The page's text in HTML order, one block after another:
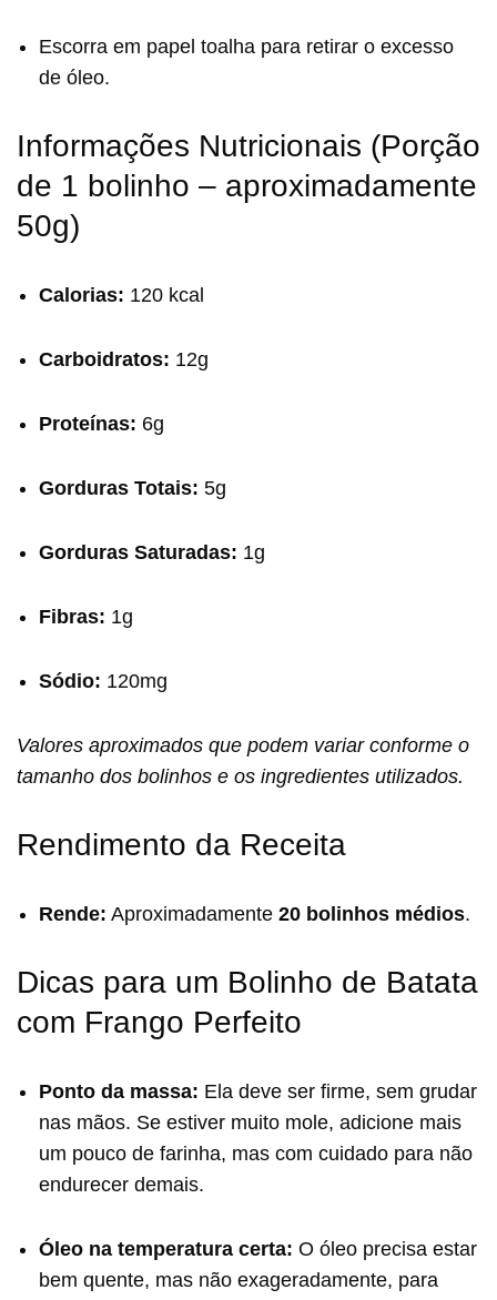
Escorra em papel toalha para retirar o excesso
de óleo.
Informações Nutricionais (Porção
de 1 bolinho – aproximadamente
50g)
Calorias: 120 kcal
Carboidratos: 12g
Proteínas: 6g
Gorduras Totais: 5g
Gorduras Saturadas: 1g
Fibras: 1g
Sódio: 120mg
Valores aproximados que podem variar conforme o
tamanho dos bolinhos e os ingredientes utilizados.
Rendimento da Receita
Rende: Aproximadamente 20 bolinhos médios.
Dicas para um Bolinho de Batata
com Frango Perfeito
Ponto da massa: Ela deve ser firme, sem grudar
nas mãos. Se estiver muito mole, adicione mais
um pouco de farinha, mas com cuidado para não
endurecer demais.
Óleo na temperatura certa: O óleo precisa estar
bem quente, mas não exageradamente, para